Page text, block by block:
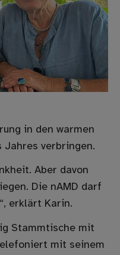
in den warmen
Jahres verbringen.
Aber davon
Die nAMD darf
erklärt Karin.
Stammtische mit
mit seinem